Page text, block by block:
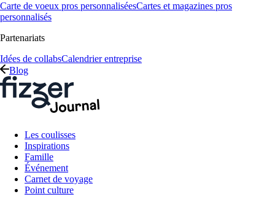
Carte de voeux pros personnaliséesCartes et magazines pros
personnalisés
Partenariats
Idées de collabsCalendrier entreprise
Blog
Les coulisses
Inspirations
Famille
Événement
Carnet de voyage
Point culture